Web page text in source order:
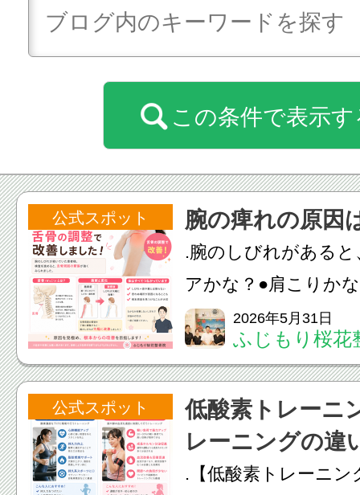
この条件で表示す
公式スポット 腕の痺れの原因
.腕のしびれがある
アかな？●肩こりか
かな？と思う方が多
はそれだけではあり
患者様は、腕のしび
したが、検査を進め
2026年5月31日
ふじもり桜花
公式スポット
低酸素トレーニ
レーニングの違
.【低酸素トレーニン